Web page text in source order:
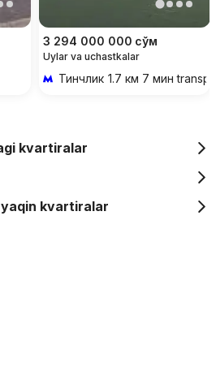
3 294 000 000 сўм
Uylar va uchastkalar
Тинчлик 1.7 км 7 мин
kvartiralar
kvartiralar